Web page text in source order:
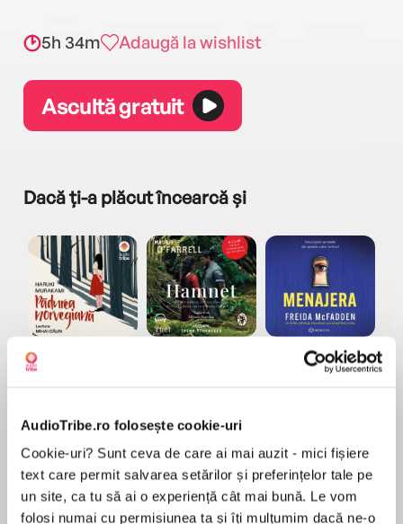
AudioTribe.ro folosește cookie-uri
Cookie-uri? Sunt ceva de care ai mai auzit - mici fișiere
text care permit salvarea setărilor și preferințelor tale pe
un site, ca tu să ai o experiență cât mai bună. Le vom
folosi numai cu permisiunea ta și îți mulțumim dacă ne-o
5h 34m Adaugă la wishlist
Ascultă gratuit
Dacă ți-a plăcut încearcă și
Pădurea norvegiană
Elita de Argint (Elita
Diavolul se îmbracă de
Menajera
Freida McFadden
Migdală